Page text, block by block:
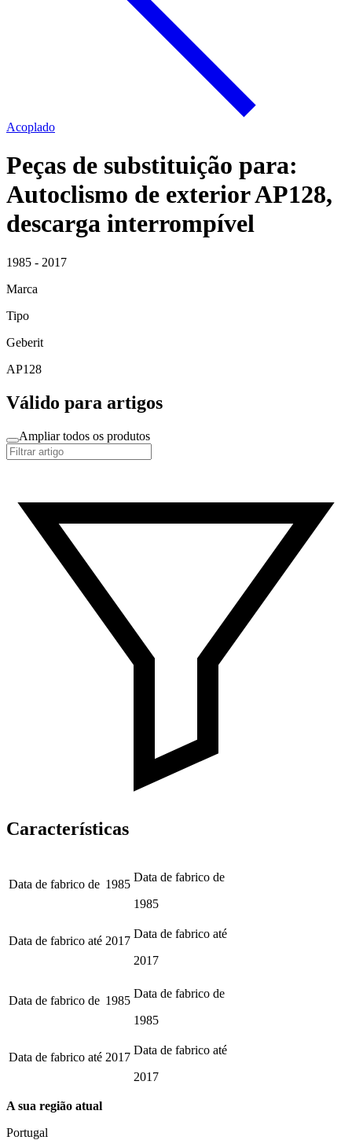
Acoplado
Peças de substituição para:
Autoclismo de exterior AP128,
descarga interrompível
1985 - 2017
Marca
Tipo
Geberit
AP128
Válido para artigos
Ampliar todos os produtos
Características
Data de fabrico de 1985
Data de fabrico de
1985
Data de fabrico até 2017
Data de fabrico até
2017
Data de fabrico de 1985
Data de fabrico de
1985
Data de fabrico até 2017
Data de fabrico até
2017
A sua região atual
Portugal